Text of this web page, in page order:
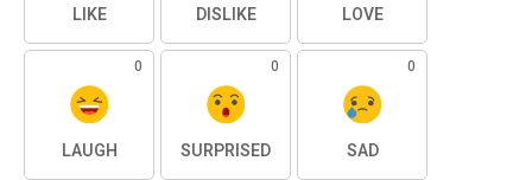
LIKE DISLIKE LOVE
0
LAUGH
0
SURPRISED
0
SAD